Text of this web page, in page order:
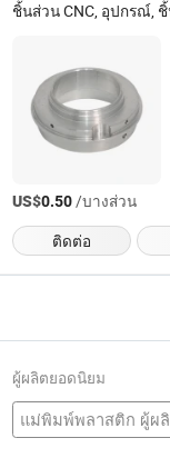
ชิ้นส่วน CNC, อุปกรณ์,
US$0.50/บางส่วน
ติดต่อ
ผู้ผลิตยอดนิยม
แม่พิมพ์พลาสติก ผู้ผ